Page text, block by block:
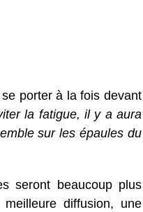
porter à la fois devant
la fatigue, il y a aura
sur les épaules du
seront beaucoup plus
diffusion, une